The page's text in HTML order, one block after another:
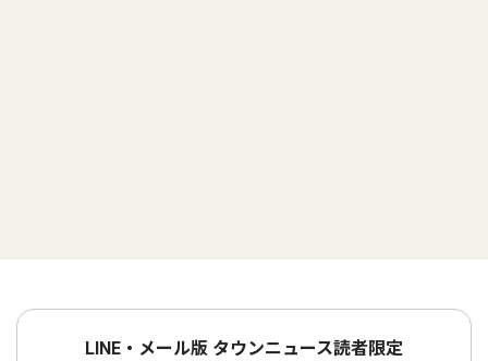
LINE・メール版 タウンニュース読者限定